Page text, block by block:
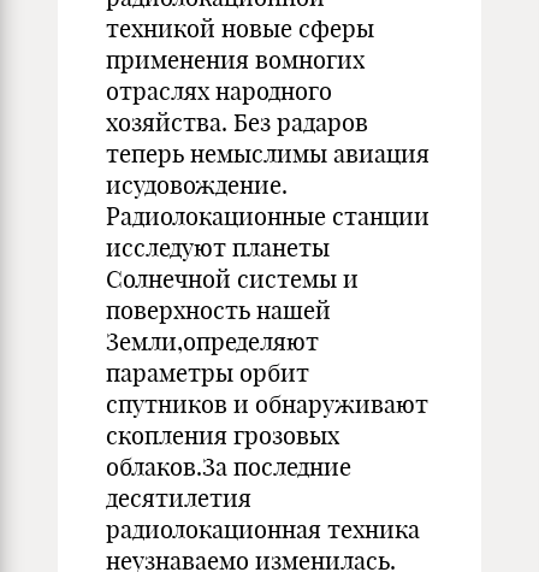
техникой новые сферы
применения вомногих
отраслях народного
хозяйства. Без радаров
теперь немыслимы авиация
исудовождение.
Радиолокационные станции
исследуют планеты
Солнечной системы и
поверхность нашей
Земли,определяют
параметры орбит
спутников и обнаруживают
скопления грозовых
облаков.За последние
десятилетия
радиолокационная техника
неузнаваемо изменилась.